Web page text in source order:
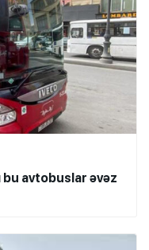
bu avtobuslar əvəz